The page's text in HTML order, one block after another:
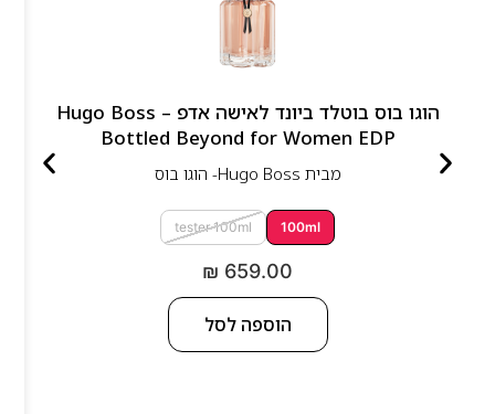
הוגו בוס בוטלד ביונד לאישה אדפ – Hugo Boss
Bottled Beyond for Women EDP
מבית Hugo Boss- הוגו בוס
100ml
tester 100ml
₪ 659.00
הוספה לסל